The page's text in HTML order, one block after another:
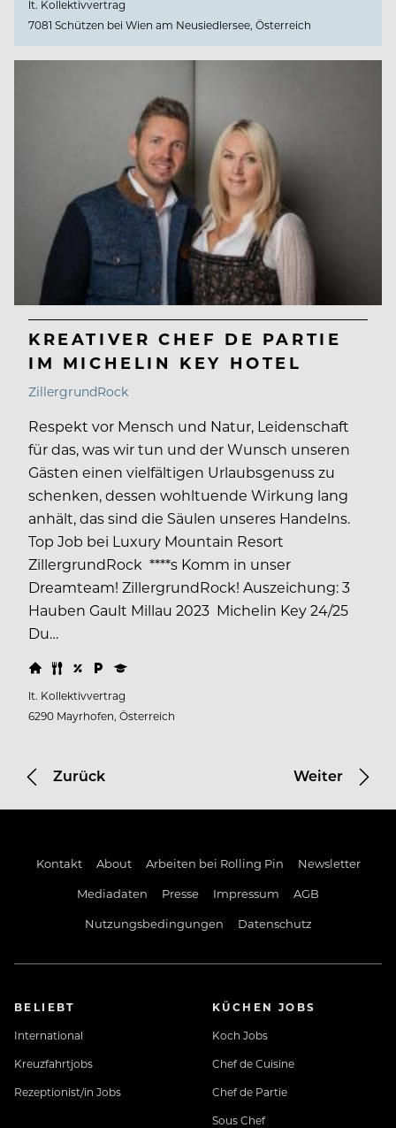
lt. Kollektivvertrag
7081 Schützen bei Wien am Neusiedlersee, Österreich
KREATIVER CHEF DE PARTIE
IM MICHELIN KEY HOTEL
ZillergrundRock
Respekt vor Mensch und Natur, Leidenschaft
für das, was wir tun und der Wunsch unseren
Gästen einen vielfältigen Urlaubsgenuss zu
schenken, dessen wohltuende Wirkung lang
anhält, das sind die Säulen unseres Handelns.
Top Job bei Luxury Mountain Resort
ZillergrundRock ****s Komm in unser
Dreamteam! ZillergrundRock! Auszeichung: 3
Hauben Gault Millau 2023 Michelin Key 24/25
Du…
lt. Kollektivvertrag
6290 Mayrhofen, Österreich
Zurück Weiter
Kontakt About Arbeiten bei Rolling Pin
Newsletter
Mediadaten
Presse Impressum
AGB
Nutzungsbedingungen
Datenschutz
BELIEBT
International
Kreuzfahrtjobs
Rezeptionist/in Jobs
KÜCHEN JOBS
Koch Jobs
Chef de Cuisine
Chef de Partie
Sous Chef